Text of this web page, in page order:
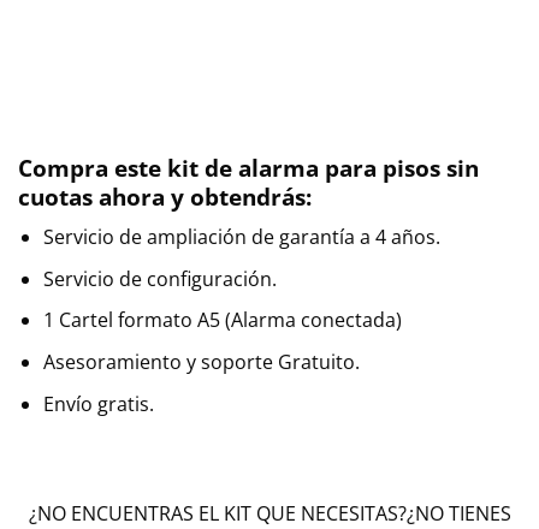
Compra este kit de alarma para pisos sin
cuotas ahora y obtendrás:
Servicio de ampliación de garantía a 4 años.
Servicio de configuración.
1 Cartel formato A5 (Alarma conectada)
Asesoramiento y soporte Gratuito.
Envío gratis.
¿NO ENCUENTRAS EL KIT QUE NECESITAS?¿NO TIENES